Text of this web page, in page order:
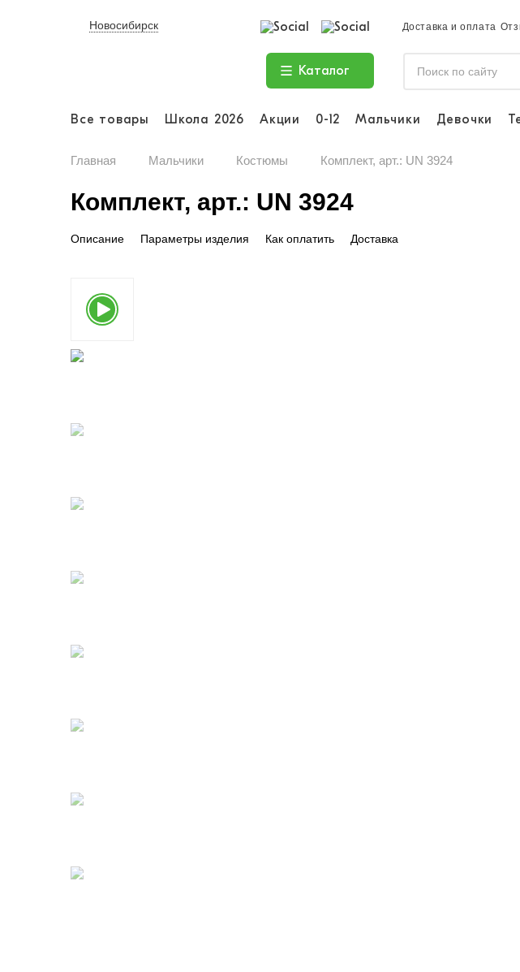
Новосибирск Доставка и оплата
Каталог
Все товары Школа 2026 Акции 0-12 Мальчики Девочки
Главная Мальчики Костюмы Комплект, арт.: UN 3924
Комплект, арт.: UN 3924
Описание Параметры изделия Как оплатить Доставка